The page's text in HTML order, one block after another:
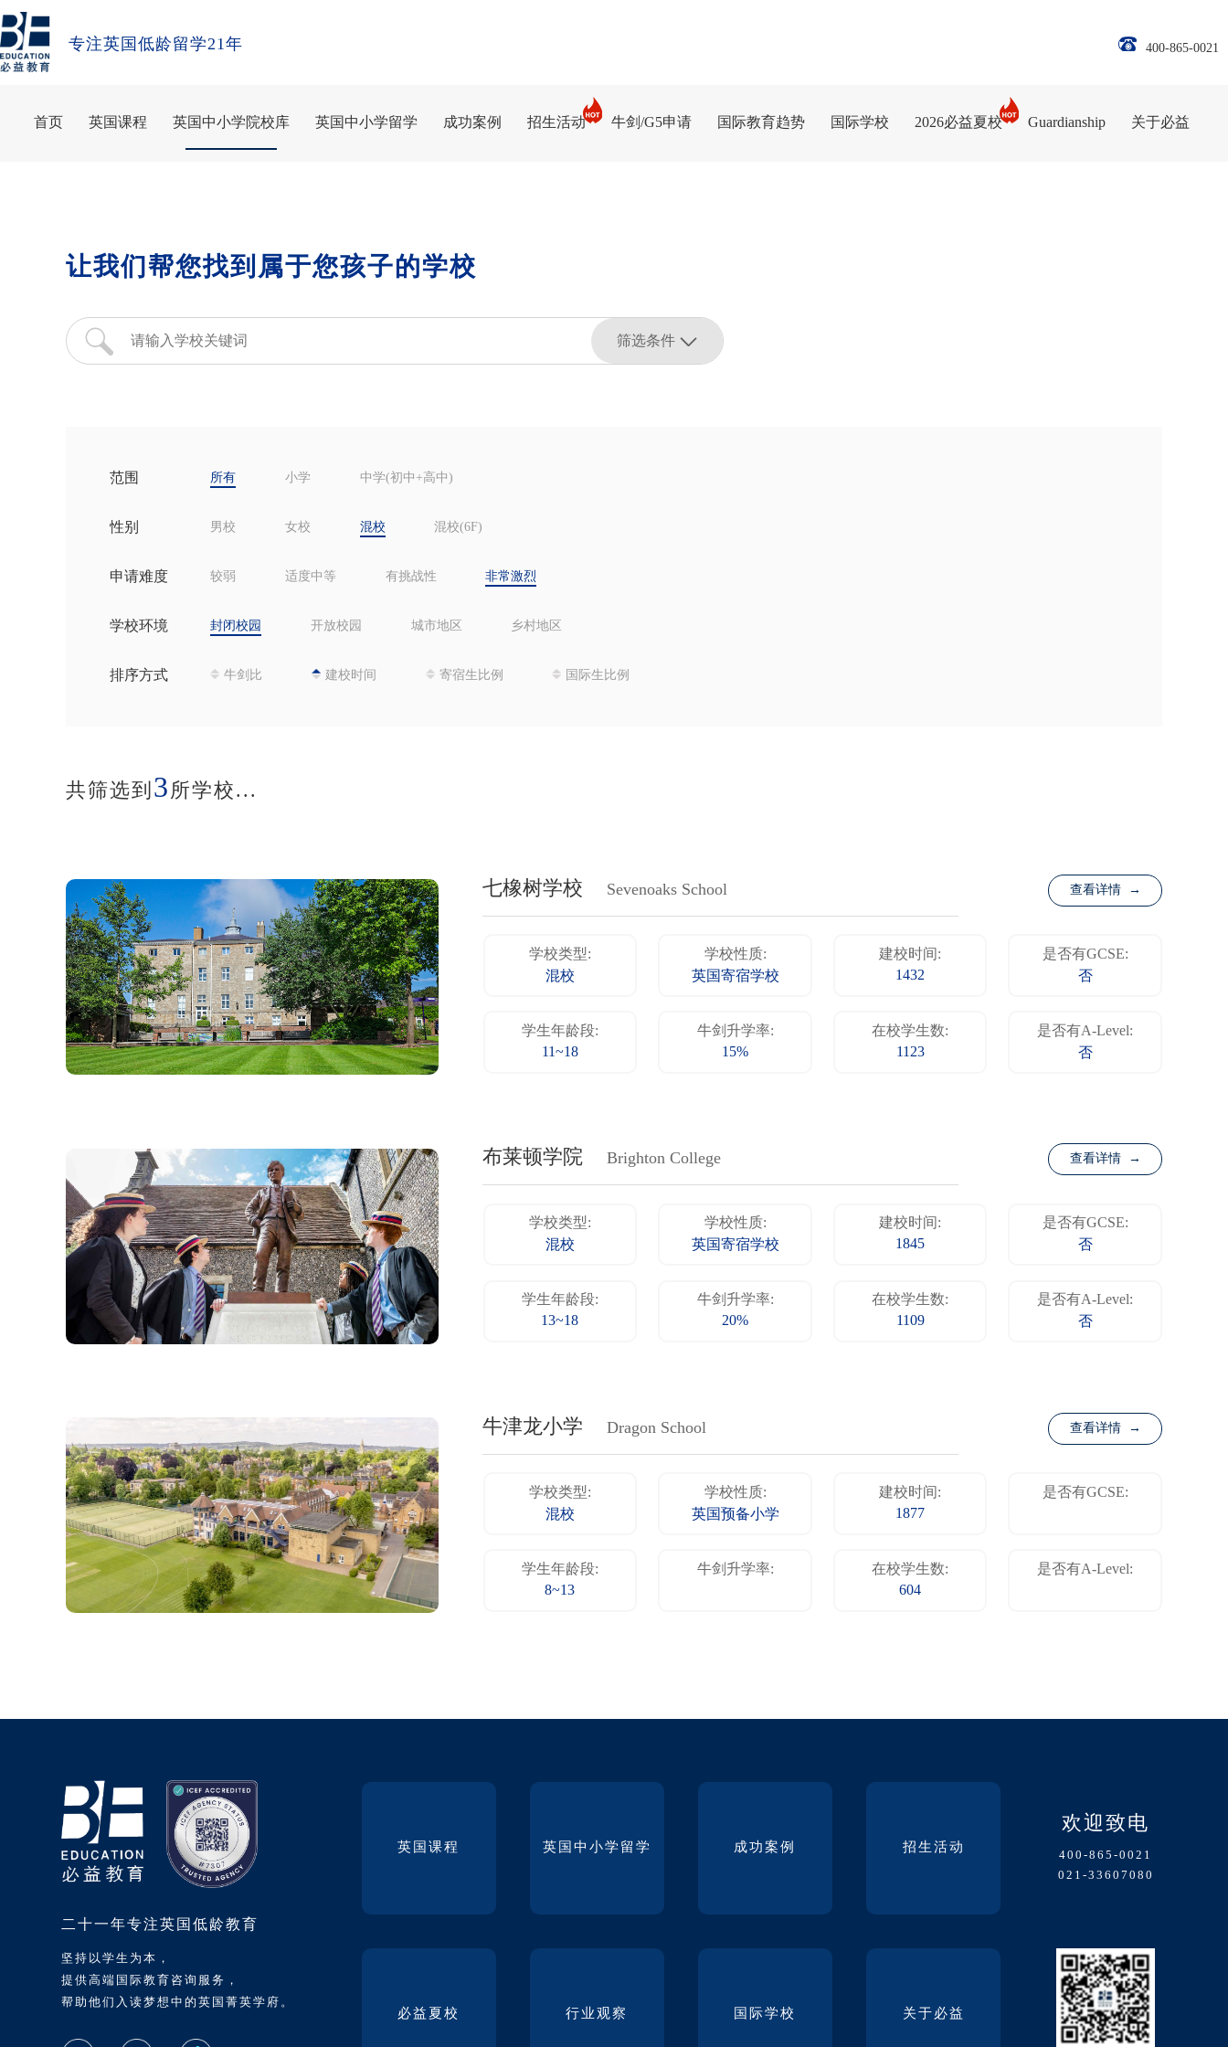
专注英国低龄留学21年 400-865-0021
首页 英国课程 英国中小学院校库 英国中小学留学 成功案例 招生活动 牛剑/G5申请 国际教育趋势 国际学校 2026必益夏校 Guardianship 关于必益
让我们帮您找到属于您孩子的学校
筛选条件
范围 所有 小学 中学(初中+高中)
性别 男校 女校 混校 混校(6F)
申请难度 较弱 适度中等 有挑战性 非常激烈
学校环境 封闭校园 开放校园 城市地区 乡村地区
排序方式 牛剑比 建校时间 寄宿生比例 国际生比例
共筛选到 3所学校...
七橡树学校 Sevenoaks School 查看详情 →
学校类型:
混校
学校性质:
英国寄宿学校
建校时间:
1432
是否有GCSE:
否
学生年龄段:
11~18
牛剑升学率:
15%
在校学生数:
1123
是否有A-Level:
否
布莱顿学院 Brighton College 查看详情 →
学校类型:
混校
学校性质:
英国寄宿学校
建校时间:
1845
是否有GCSE:
否
学生年龄段:
13~18
牛剑升学率:
20%
在校学生数:
1109
是否有A-Level:
否
牛津龙小学 Dragon School 查看详情 →
学校类型:
混校
学校性质:
英国预备小学
建校时间:
1877
是否有GCSE:
学生年龄段:
8~13
牛剑升学率:
在校学生数:
604
是否有A-Level:
二十一年专注英国低龄教育
坚持以学生为本，
提供高端国际教育咨询服务，
帮助他们入读梦想中的英国菁英学府。
英国课程 英国中小学留学 成功案例 招生活动
必益夏校 行业观察 国际学校 关于必益
欢迎致电
400-865-0021
021-33607080